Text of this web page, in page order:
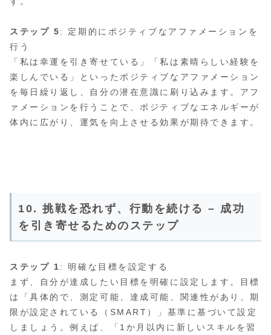
ステップ 5: 定期的にポジティブなアファメーションを
行う
「私は幸運を引き寄せている」「私は素晴らしい経験を
楽しんでいる」といったポジティブなアファメーション
を毎日繰り返し、自分の潜在意識に刷り込みます。アフ
ァメーションを行うことで、ポジティブなエネルギーが
体内に広がり、運気を向上させる効果が期待できます。
10. 挑戦を恐れず、行動を続ける – 成功
を引き寄せるためのステップ
ステップ 1: 明確な目標を設定する
まず、自分が達成したい目標を明確に設定します。目標
は「具体的で、測定可能、達成可能、関連性があり、期
限が設定されている（SMART）」基準に基づいて設定
しましょう。例えば、「1か月以内に新しいスキルを習